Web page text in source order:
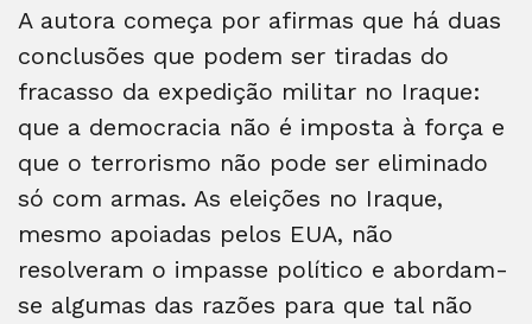
A autora começa por afirmas que há duas
conclusões que podem ser tiradas do
fracasso da expedição militar no Iraque:
que a democracia não é imposta à força e
que o terrorismo não pode ser eliminado
só com armas. As eleições no Iraque,
mesmo apoiadas pelos EUA, não
resolveram o impasse político e abordam-
se algumas das razões para que tal não